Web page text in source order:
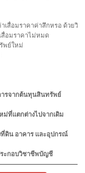
อมราคาค่าสึกหรอ ด้วยวิธี
อมราคาไม่หมด
พย์ใหม่
รจากต้นทุนสินทรัพย์
ที่แตกต่างไปจากเดิม
ดิน อาคาร และอุปกรณ์
ะกอบวิชาชีพบัญชี